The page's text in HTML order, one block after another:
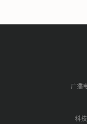
广播
科